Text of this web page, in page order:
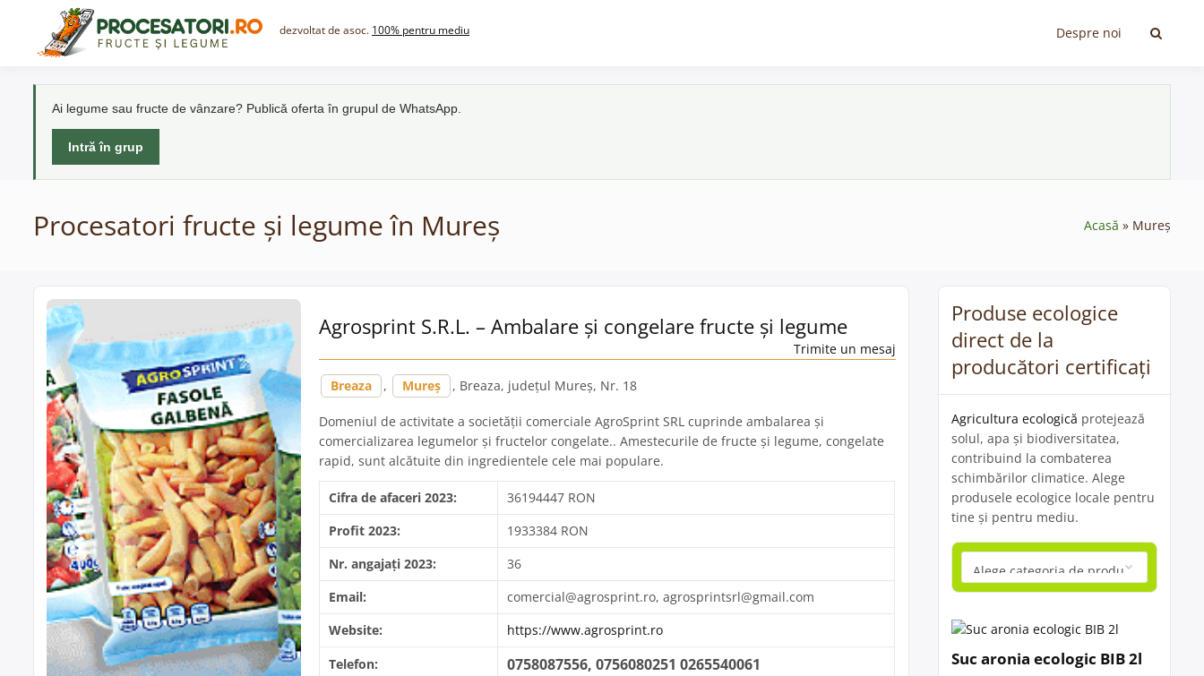
content
dezvoltat de asoc. 100% pentru mediu Despre noi
Ai legume sau fructe de vânzare? Publică oferta în grupul de WhatsApp.
Intră în grup
Procesatori fructe și legume în Mureș Acasă Mureș
Agrosprint S.R.L. – Ambalare și congelare fructe și legume
Trimite un mesaj
Breaza , Mureș , Breaza, județul Mureș, Nr. 18
Domeniul de activitate a societăţii comerciale AgroSprint SRL cuprinde ambalarea şi
comercializarea legumelor şi fructelor congelate.. Amestecurile de fructe și legume, congelate
rapid, sunt alcătuite din ingredientele cele mai populare.
Cifra de afaceri 2023:
36194447 RON
Profit 2023:
1933384 RON
Nr. angajați 2023:
36
Email:
comercial@agrosprint.ro, agrosprintsrl@gmail.com
Website:
https://www.agrosprint.ro
Telefon:
0758087556, 0756080251 0265540061
Produse ecologice
direct de la
producători certificați
Agricultura ecologică protejează
solul, apa și biodiversitatea,
contribuind la combaterea
schimbărilor climatice. Alege
produsele ecologice locale pentru
tine și pentru mediu.
Suc aronia ecologic BIB 2l